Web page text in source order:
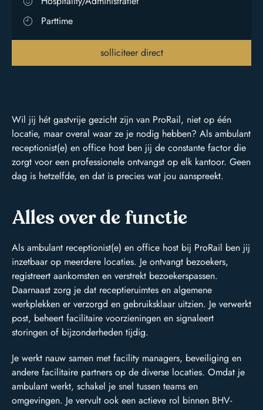
Parttime
solliciteer direct
Wil jij hét gastvrije gezicht zijn van ProRail, niet op één
locatie, maar overal waar ze je nodig hebben? Als ambulant
receptionist(e) en office host ben jij de constante factor die
zorgt voor een professionele ontvangst op elk kantoor. Geen
dag is hetzelfde, en dat is precies wat jou aanspreekt.
Alles over de functie
Als ambulant receptionist(e) en office host bij ProRail ben jij
inzetbaar op meerdere locaties. Je ontvangt bezoekers,
registreert aankomsten en verstrekt bezoekerspassen.
Daarnaast zorg je dat receptieruimtes en algemene
werkplekken er verzorgd en gebruiksklaar uitzien. Je verwerkt
post, beheert facilitaire voorzieningen en signaleert
storingen of bijzonderheden tijdig.
Je werkt nauw samen met facility managers, beveiliging en
andere facilitaire partners op de diverse locaties. Omdat je
ambulant werkt, schakel je snel tussen teams en
omgevingen. Je vervult ook een actieve rol binnen BHV-